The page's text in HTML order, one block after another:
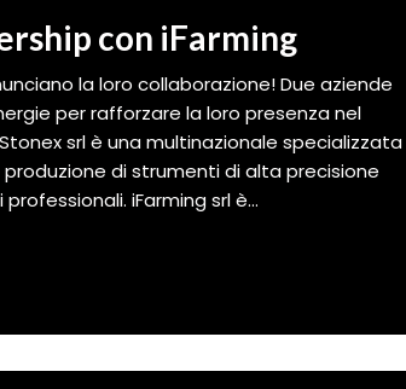
con iFarming
la loro collaborazione! Due aziende
per rafforzare la loro presenza nel
srl è una multinazionale specializzata
di strumenti di alta precisione
iFarming srl è...